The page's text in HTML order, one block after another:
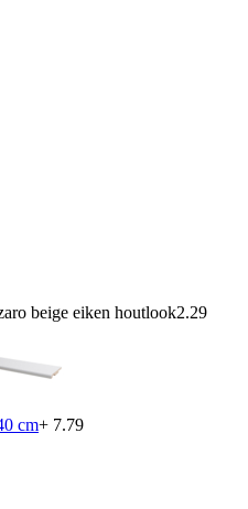
beige eiken houtlook2.29
cm+ 7.79